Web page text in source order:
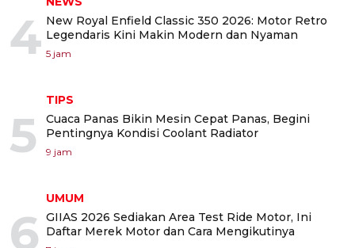
4 New Royal Enfield Classic 350 2026: Motor Retro
Legendaris Kini Makin Modern dan Nyaman
5 jam
5
TIPS
Cuaca Panas Bikin Mesin Cepat Panas, Begini
Pentingnya Kondisi Coolant Radiator
9 jam
6
UMUM
GIIAS 2026 Sediakan Area Test Ride Motor, Ini
Daftar Merek Motor dan Cara Mengikutinya